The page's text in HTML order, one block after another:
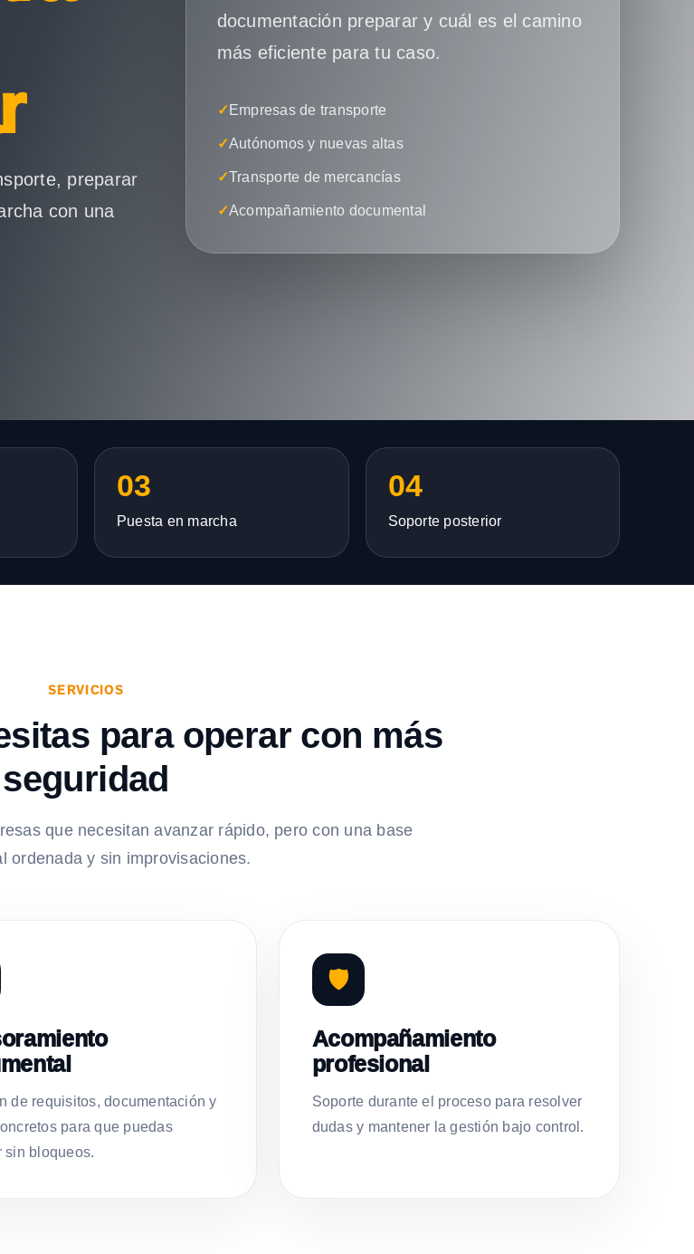
preparar
con una
documentación preparar y cuál es el camino
más eficiente para tu caso.
✓ Empresas de transporte
✓Autónomos y nuevas altas
✓Transporte de mercancías
✓Acompañamiento documental
03
Puesta en marcha
04
Soporte posterior
SERVICIOS
para operar con más
seguridad
que necesitan avanzar rápido, pero con una base
ordenada y sin improvisaciones.
de requisitos, documentación y
para que puedas
sin bloqueos.
🛡️
Acompañamiento
profesional
Soporte durante el proceso para resolver
dudas y mantener la gestión bajo control.